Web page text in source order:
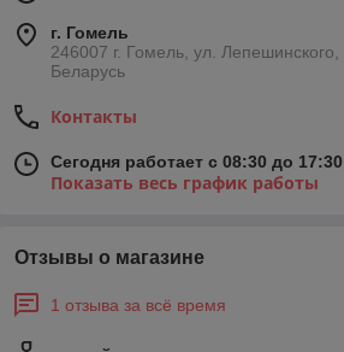
г. Гомель
246007 г. Гомель, ул.
Беларусь
Контакты
Сегодня работает с 08:30 до 17:30
Показать весь график работы
Отзывы о магазине
1 отзыва за всё время